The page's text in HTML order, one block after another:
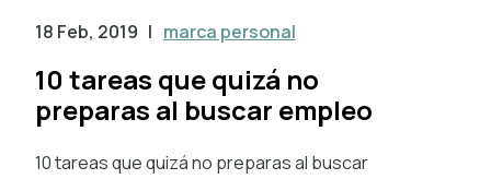
18 Feb, 2019 | marca personal
10 tareas que quizá no
preparas al buscar empleo
10 tareas que quizá no preparas al buscar